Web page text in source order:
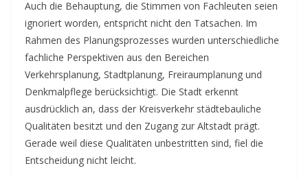
Auch die Behauptung, die Stimmen von Fachleuten seien
ignoriert worden, entspricht nicht den Tatsachen. Im
Rahmen des Planungsprozesses wurden unterschiedliche
fachliche Perspektiven aus den Bereichen
Verkehrsplanung, Stadtplanung, Freiraumplanung und
Denkmalpflege berücksichtigt. Die Stadt erkennt
ausdrücklich an, dass der Kreisverkehr städtebauliche
Qualitäten besitzt und den Zugang zur Altstadt prägt.
Gerade weil diese Qualitäten unbestritten sind, fiel die
Entscheidung nicht leicht.